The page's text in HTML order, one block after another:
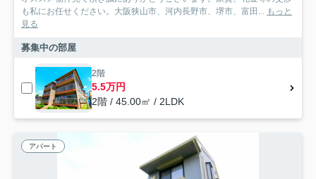
も私にお任せください。大阪狭山市、河内長野市、堺市、富田... もっと
見る
募集中の部屋
2階
5.5万円
2階 / 45.00㎡ / 2LDK
アパート